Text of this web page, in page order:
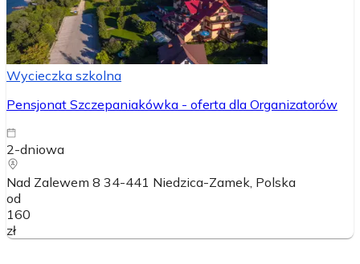
Wycieczka szkolna
Pensjonat Szczepaniakówka - oferta dla Organizatorów
2-dniowa
Nad Zalewem 8 34-441 Niedzica-Zamek, Polska
od
160
zł